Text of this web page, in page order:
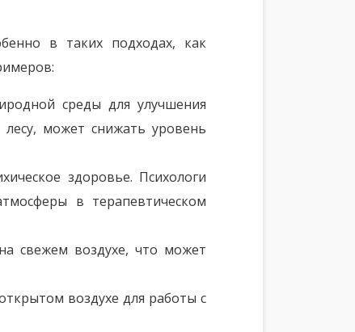
в таких подходах, как
среды для улучшения
может снижать уровень
здоровье. Психологи
в терапевтическом
свежем воздухе, что может
воздухе для работы с